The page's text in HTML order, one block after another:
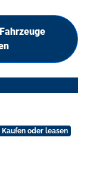
Kaufen oder leasen